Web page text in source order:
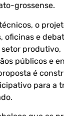
grossense.
o
oficinas e
produtivo,
públicos e
é
para a